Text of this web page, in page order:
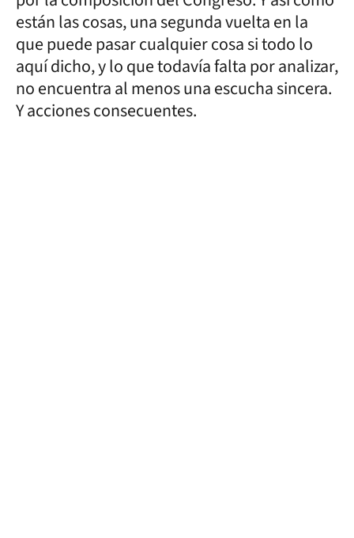
están las cosas, una segunda vuelta en la
que puede pasar cualquier cosa si todo lo
aquí dicho, y lo que todavía falta por analizar,
no encuentra al menos una escucha sincera.
Y acciones consecuentes.